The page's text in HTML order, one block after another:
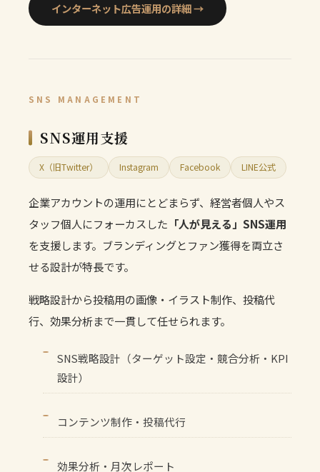
インターネット広告運用の詳細 →
SNS MANAGEMENT
SNS運用支援
X（旧Twitter） Instagram Facebook LINE公式
企業アカウントの運用にとどまらず、経営者個人やス
タッフ個人にフォーカスした 「人が見える」SNS運用
を支援します。ブランディングとファン獲得を両立さ
せる設計が特長です。
戦略設計から投稿用の画像・イラスト制作、投稿代
行、効果分析まで一貫して任せられます。
SNS戦略設計（ターゲット設定・競合分析・KPI
設計）
コンテンツ制作・投稿代行
効果分析・月次レポート